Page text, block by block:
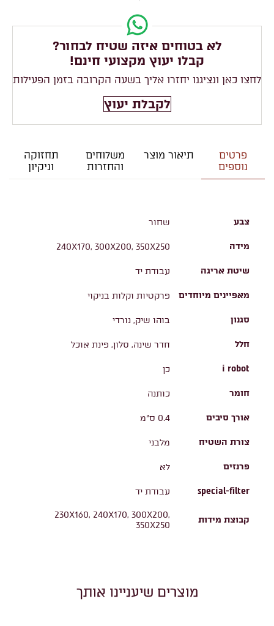
לא בטוחים איזה שטיח לבחור?
קבלו יעוץ מקצועי חינם!
לחצו כאן ונציגנו יחזרו אליך בשעה הקרובה בזמן הפעילות
לקבלת יעוץ
פרטים
נוספים
תיאור מוצר
משלוחים
והחזרות
תחזוקה
וניקיון
צבע שחור
מידה 240X170, 300X200, 350X250
שיטת אריגה עבודת יד
מאפיינים מיוחדים פרקטיות וקלות בניקוי
סגנון בוהו שיק, נורדי
חלל חדר שינה, סלון, פינת אוכל
i robot כן
חומר כותנה
אורך סיבים 0.4 ס"מ
צורת השטיח מלבני
פרנזים לא
special-filter עבודת יד
קבוצת מידות
230X160, 240X170, 300X200,
350X250
מוצרים שיעניינו אותך